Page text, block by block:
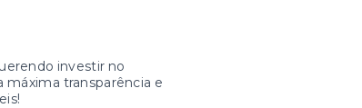
investir no
transparência e